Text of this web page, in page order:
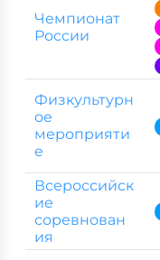
Чемпионат
России
Физкультурн
ое
мероприяти
е
Всероссийск
ие
соревнован
ия